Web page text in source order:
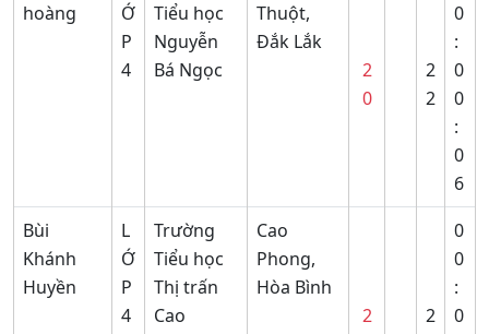
hoàng
Ớ
P
4
Tiểu học
Nguyễn
Bá Ngọc
Thuột,
Đắk Lắk
2
0
2
2
0
:
0
0
:
0
6
Bùi
Khánh
Huyền
L
Ớ
P
4
Trường
Tiểu học
Thị trấn
Cao
Cao
Phong,
Hòa Bình
2
2
0
0
:
0